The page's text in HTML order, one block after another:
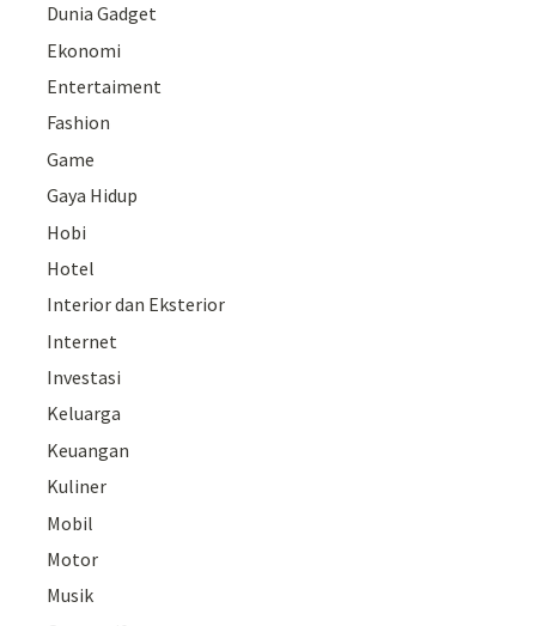
Dunia Gadget
Ekonomi
Entertaiment
Fashion
Game
Gaya Hidup
Hobi
Hotel
Interior dan Eksterior
Internet
Investasi
Keluarga
Keuangan
Kuliner
Mobil
Motor
Musik